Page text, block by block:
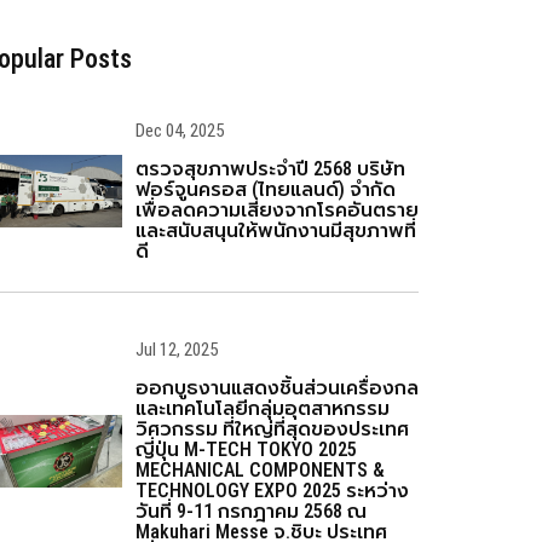
Posts
Dec 04, 2025
ตรวจสุขภาพประจำปี 2568 บริษัท
ฟอร์จูนครอส (ไทยแลนด์) จำกัด
เพื่อลดความเสี่ยงจากโรคอันตราย
และสนับสนุนให้พนักงานมีสุขภาพที่
ดี
Jul 12, 2025
ออกบูธงานแสดงชิ้นส่วนเครื่องกล
และเทคโนโลยีกลุ่มอุตสาหกรรม
วิศวกรรม ที่ใหญ่ที่สุดของประเทศ
ญี่ปุ่น M-TECH TOKYO 2025
MECHANICAL COMPONENTS &
TECHNOLOGY EXPO 2025 ระหว่าง
วันที่ 9-11 กรกฎาคม 2568 ณ
Makuhari Messe จ.ชิบะ ประเทศ